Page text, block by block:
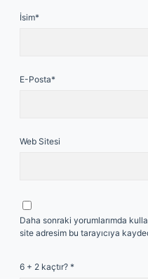
İsim*
E-Posta*
Web Sitesi
Daha sonraki yorumlarımda
site adresim bu tarayıcıya
6 + 2 kaçtır? *